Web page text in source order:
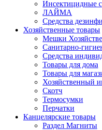
Инсектицидные
ЛАЙМА
Средства
Хозяйственные товары
Мешки
Санитарно-
Средства
Товары для дома
Товары для
Хозяйственный
Скотч
Термосумки
Перчатки
Канцелярские товары
Раздел Магниты